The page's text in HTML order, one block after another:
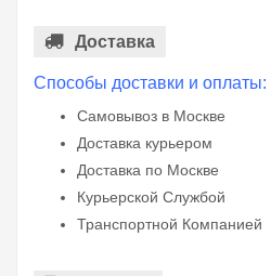
Доставка
Способы доставки и оплаты:
Самовывоз в Москве
Доставка курьером
Доставка по Москве
Курьерской Службой
Транспортной Компанией